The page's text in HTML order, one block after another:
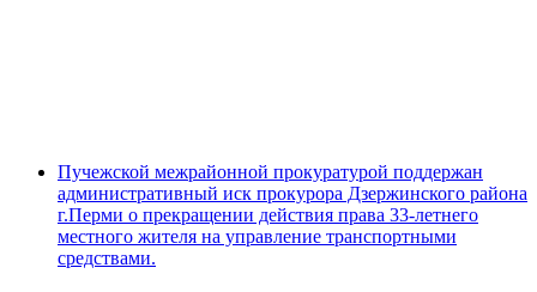
Пучежской межрайонной прокуратурой поддержан
административный иск прокурора Дзержинского района
г.Перми о прекращении действия права 33-летнего
местного жителя на управление транспортными
средствами.